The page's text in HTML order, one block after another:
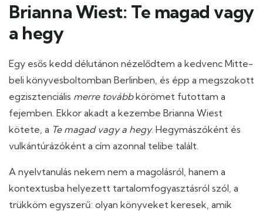
Brianna Wiest: Te magad vagy
a hegy
Egy esős kedd délutánon nézelődtem a kedvenc Mitte-
beli könyvesboltomban Berlinben, és épp a megszokott
egzisztenciális merre továbbkörömet futottam a
fejemben. Ekkor akadt a kezembe Brianna Wiest
kötete, a Te magad vagy a hegy. Hegymászóként és
vulkántúrázóként a cím azonnal telibe talált.
A nyelvtanulás nekem nem a magolásról, hanem a
kontextusba helyezett tartalomfogyasztásról szól, a
trükköm egyszerű: olyan könyveket keresek, amik